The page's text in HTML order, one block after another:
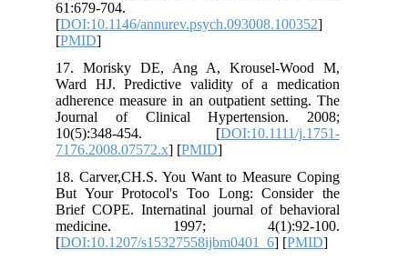
[DOI:10.1146/
17. Morisky DE, Ang A,
Ward HJ. Predictive validity of a
adherence measure in an outpatient
Journal of Clinical
10(5):348-454. [
7176.2008.07572.x
18. Carver,CH.S. You Want to
But Your Protocol's Too Long:
Brief COPE. Internatinal journal of
medicine. 1997;
[DOI:10.1207/s15327558ijbm0401_6